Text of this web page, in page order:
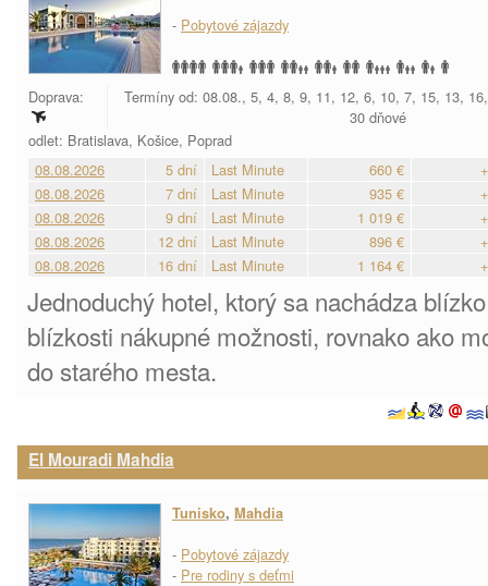
- Pobytové zájazdy
Doprava:
Termíny od: 08.08., 5, 4, 8, 9, 11, 12, 6, 10, 7, 15, 13,
30 dňové
odlet: Bratislava, Košice, Poprad
08.08.2026
5 dní Last Minute 660 €
08.08.2026
7 dní Last Minute 935 €
08.08.2026
9 dní Last Minute 1 019 €
08.08.2026
12 dní Last Minute 896 €
08.08.2026
16 dní Last Minute 1 164 €
Jednoduchý hotel, ktorý sa nachádza
blízkosti nákupné možnosti, rovnako ako
do starého mesta.
El Mouradi Mahdia
Tunisko, Mahdia
- Pobytové zájazdy
- Pre rodiny s deťmi